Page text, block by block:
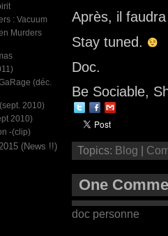
Après, il
Stay tuned.
Doc.
Be Sociable,
Topics: Blog
One
doc personne
: Vacuum
Murders
(déc.
2010)
2010)
-(clip)
(News !!)